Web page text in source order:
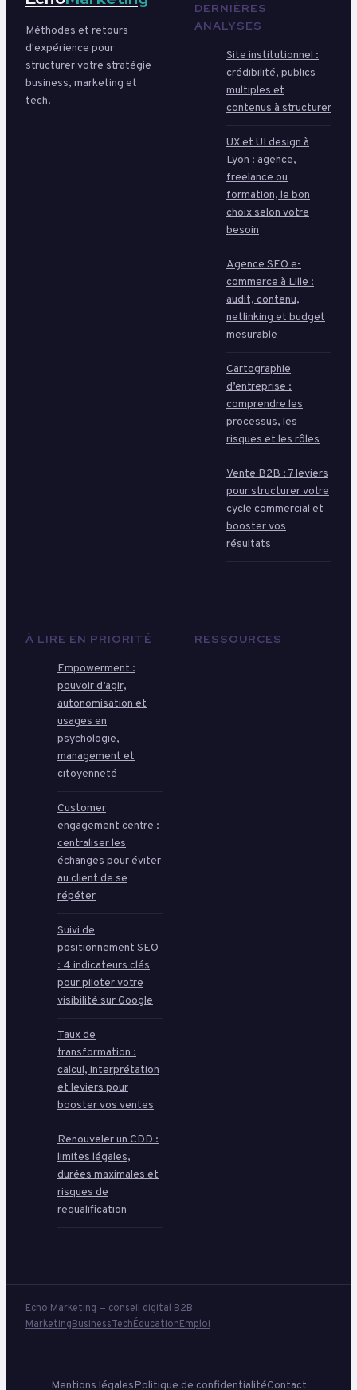
Méthodes et retours
d'expérience pour
structurer votre stratégie
business, marketing et
tech.
DERNIÈRES
ANALYSES
Site institutionnel :
crédibilité, publics
multiples et
contenus à structurer
UX et UI design à
Lyon : agence,
freelance ou
formation, le bon
choix selon votre
besoin
Agence SEO e-
commerce à Lille :
audit, contenu,
netlinking et budget
mesurable
Cartographie
d’entreprise :
comprendre les
processus, les
risques et les rôles
Vente B2B : 7 leviers
pour structurer votre
cycle commercial et
booster vos
résultats
À LIRE EN PRIORITÉ
Empowerment :
pouvoir d’agir,
autonomisation et
usages en
psychologie,
management et
citoyenneté
Customer
engagement centre :
centraliser les
échanges pour éviter
au client de se
répéter
Suivi de
positionnement SEO
: 4 indicateurs clés
pour piloter votre
visibilité sur Google
Taux de
transformation :
calcul, interprétation
et leviers pour
booster vos ventes
Renouveler un CDD :
limites légales,
durées maximales et
risques de
requalification
RESSOURCES
Echo Marketing — conseil digital B2B
MarketingBusinessTechÉducationEmploi
Mentions légalesPolitique de confidentialitéContact